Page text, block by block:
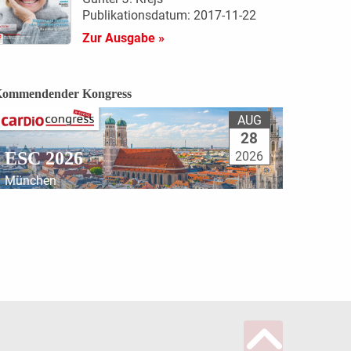
Publikationsdatum: 2017-11-22
Zur Ausgabe »
Kongress
ESC 2026
München
AUG
28
2026